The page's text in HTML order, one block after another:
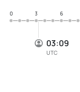
03:09
UTC
0
3 6